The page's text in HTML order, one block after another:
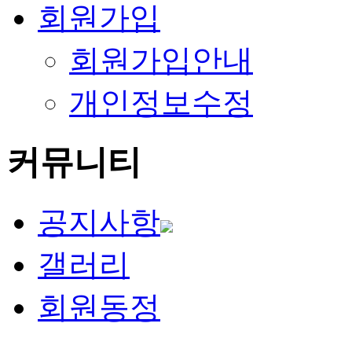
회원가입
회원가입안내
개인정보수정
커뮤니티
공지사항
갤러리
회원동정